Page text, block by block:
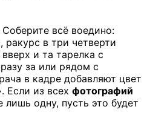
всё воедино:
ракурс в три четверти
и та тарелка с
за или рядом с
в кадре добавляют цвет
Если из всех фотографий
одну, пусть это будет